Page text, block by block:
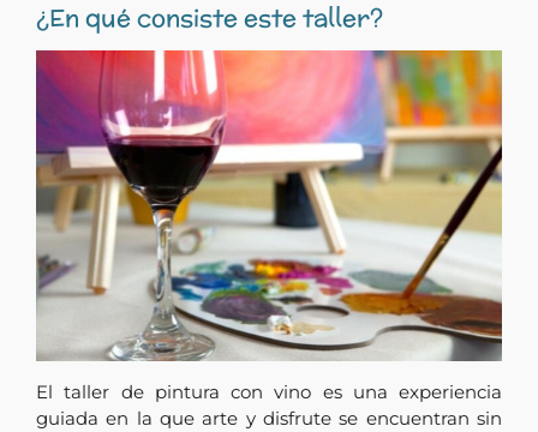
¿En qué consiste este taller?
El taller de pintura con vino es una experiencia
guiada en la que arte y disfrute se encuentran sin